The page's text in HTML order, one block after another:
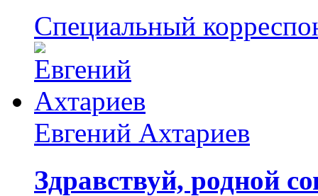
Специальный
Евгений Ахтариев
Здравствуй, родной